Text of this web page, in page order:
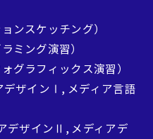
ンスケッチング）
ミング演習）
グラフィックス演習）
デザインⅠ, メディア言語
デザインⅡ, メディアデ